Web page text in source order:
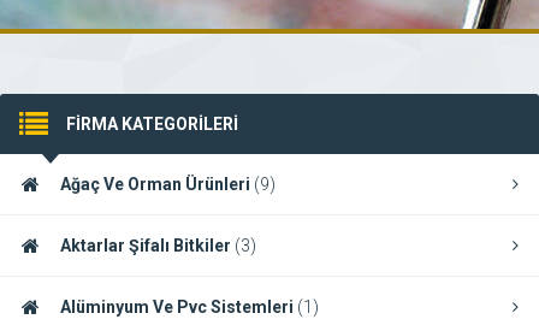
FİRMA KATEGORİLERİ
Ağaç Ve Orman Ürünleri (9)
Aktarlar Şifalı Bitkiler (3)
Alüminyum Ve Pvc Sistemleri (1)